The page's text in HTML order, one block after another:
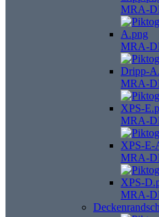
MRA-
MRA-
MRA-
MRA-
MRA-
MRA-